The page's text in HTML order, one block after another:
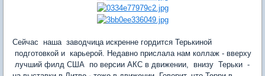
Сейчас наша заводчица искренне гордится Терькиной
подготовкой и карьерой. Недавно прислала нам коллаж - вверху
лучший филд США по версии АКС в движении, внизу Терьки -